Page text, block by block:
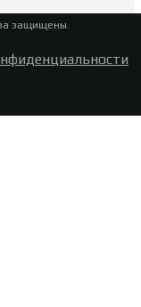
защищены.